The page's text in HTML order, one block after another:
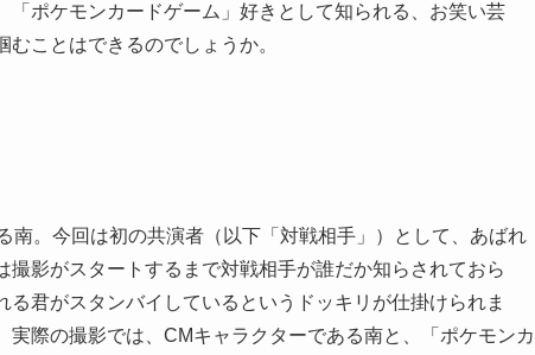
ポケモンカードゲーム」好きとして知られる、お笑い芸
ことはできるのでしょうか。
南。今回は初の共演者（以下「対戦相手」）として、あばれ
影がスタートするまで対戦相手が誰だか知らされておら
君がスタンバイしているというドッキリが仕掛けられま
際の撮影では、CMキャラクターである南と、「ポケモンカ